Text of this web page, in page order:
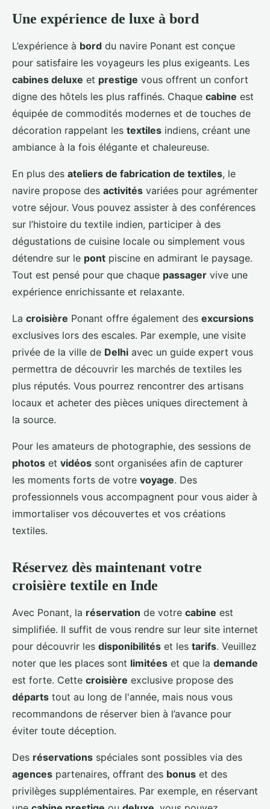
Une expérience de luxe à bord
L’expérience à bord du navire Ponant est conçue
pour satisfaire les voyageurs les plus exigeants. Les
cabines deluxe et prestige vous offrent un confort
digne des hôtels les plus raffinés. Chaque cabine est
équipée de commodités modernes et de touches de
décoration rappelant les textiles indiens, créant une
ambiance à la fois élégante et chaleureuse.
En plus des ateliers de fabrication de textiles, le
navire propose des activités variées pour agrémenter
votre séjour. Vous pouvez assister à des conférences
sur l’histoire du textile indien, participer à des
dégustations de cuisine locale ou simplement vous
détendre sur le pont piscine en admirant le paysage.
Tout est pensé pour que chaque passager vive une
expérience enrichissante et relaxante.
La croisière Ponant offre également des excursions
exclusives lors des escales. Par exemple, une visite
privée de la ville de Delhi avec un guide expert vous
permettra de découvrir les marchés de textiles les
plus réputés. Vous pourrez rencontrer des artisans
locaux et acheter des pièces uniques directement à
la source.
Pour les amateurs de photographie, des sessions de
photos et vidéos sont organisées afin de capturer
les moments forts de votre voyage. Des
professionnels vous accompagnent pour vous aider à
immortaliser vos découvertes et vos créations
textiles.
Réservez dès maintenant votre
croisière textile en Inde
Avec Ponant, la réservation de votre cabine est
simplifiée. Il suffit de vous rendre sur leur site internet
pour découvrir les disponibilités et les tarifs. Veuillez
noter que les places sont limitées et que la demande
est forte. Cette croisière exclusive propose des
départs tout au long de l'année, mais nous vous
recommandons de réserver bien à l’avance pour
éviter toute déception.
Des réservations spéciales sont possibles via des
agences partenaires, offrant des bonus et des
privilèges supplémentaires. Par exemple, en réservant